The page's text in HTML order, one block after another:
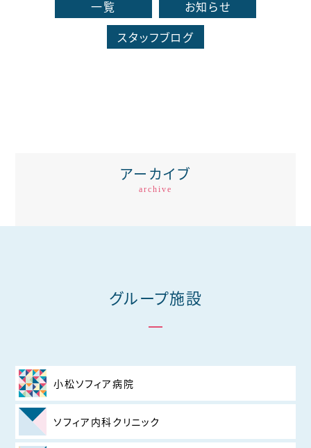
一覧
お知らせ
スタッフブログ
アーカイブ
archive
グループ施設
小松ソフィア病院
ソフィア内科クリニック